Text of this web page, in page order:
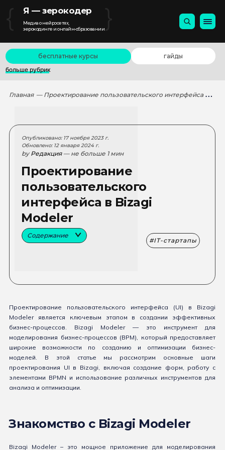
{ Я — зерокодер
Медиа о нейросетях,
зерокодинге и онлайн-образовании}
бесплатные курсы
гайды
больше рубрик
Главная — Проектирование пользовательского интерфейса в Bizagi Modeler
Опубликовано: 17 ноября 2023 г.
Обновлено: 12 января 2024 г.
by Редакция — не больше 1 мин
Проектирование
пользовательского
интерфейса в Bizagi
Modeler
Содержание
IT-стартапы
Проектирование пользовательского интерфейса (UI) в Bizagi
Modeler является ключевым этапом в создании эффективных
бизнес-процессов. Bizagi Modeler — это инструмент для
моделирования бизнес-процессов (BPM), который предоставляет
широкие возможности по созданию и оптимизации бизнес-
моделей. В этой статье мы рассмотрим основные шаги
проектирования UI в Bizagi, включая создание форм, работу с
элементами BPMN и использование различных инструментов для
анализа и оптимизации.
Знакомство с Bizagi Modeler
Bizagi Modeler – это мощное приложение для моделирования